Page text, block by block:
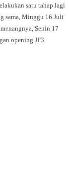
satu tahap lagi
sama, Minggu 16 Juli
Senin 17
opening JF3